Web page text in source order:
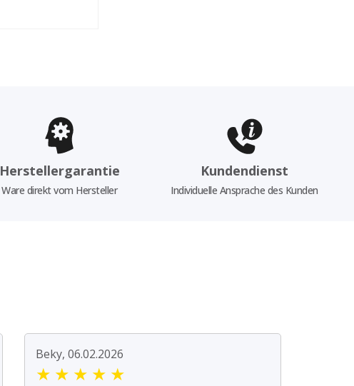
Herstellergarantie
Ware direkt vom Hersteller
Kundendienst
Individuelle Ansprache des Kunden
Beky, 06.02.2026
★ ★ ★ ★ ★